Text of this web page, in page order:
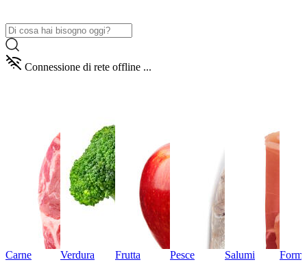
Connessione di rete offline ...
Carne Verdura Frutta Pesce Salumi